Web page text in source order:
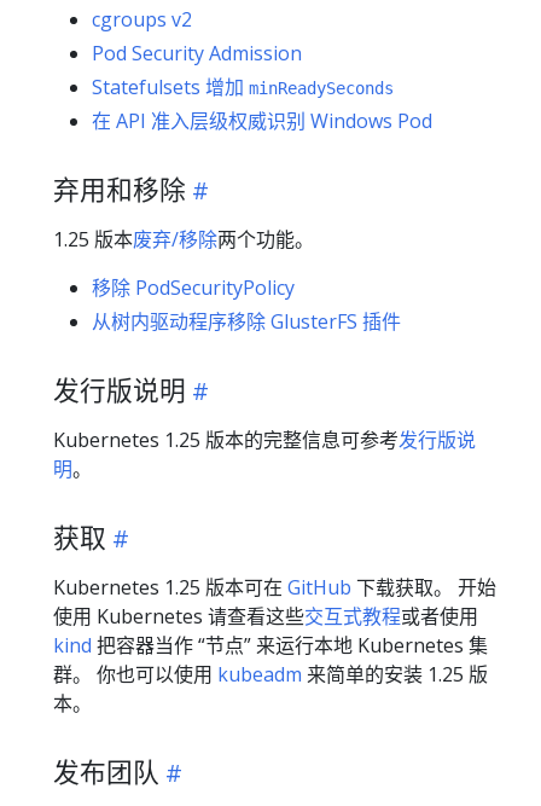
cgroups v2
Pod Security Admission
Statefulsets 增加 minReadySeconds
在 API 准入层级权威识别 Windows Pod
弃用和移除
1.25 版本废弃/移除两个功能。
移除 PodSecurityPolicy
从树内驱动程序移除 GlusterFS 插件
发行版说明
Kubernetes 1.25 版本的完整信息可参考发行版说
明。
获取
Kubernetes 1.25 版本可在 GitHub 下载获取。 开始
使用 Kubernetes 请查看这些交互式教程或者使用
kind 把容器当作 “节点” 来运行本地 Kubernetes 集
群。 你也可以使用 kubeadm 来简单的安装 1.25 版
本。
发布团队